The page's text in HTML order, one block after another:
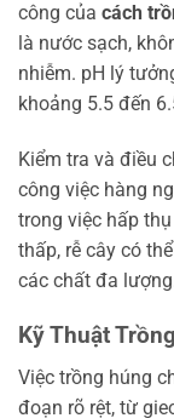
công của cách
là nước sạch,
nhiễm. pH lý
khoảng 5.5 đến
Kiểm tra và điều
công việc hàng
trong việc hấp
thấp, rễ cây có
các chất đa
Kỹ Thuật
Việc trồng húng
đoạn rõ rệt, từ